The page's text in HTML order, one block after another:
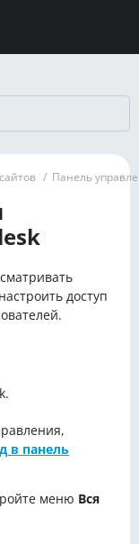
/ Панель
доступ
в панель
меню Вся